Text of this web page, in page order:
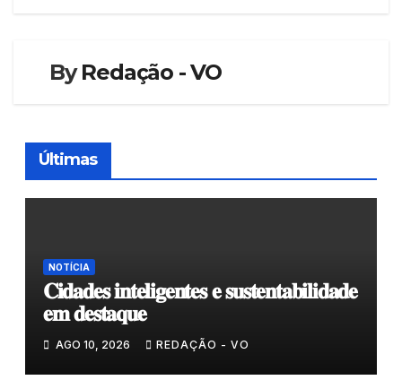
ByRedação - VO
Últimas
NOTÍCIA
𝐂𝐢𝐝𝐚𝐝𝐞𝐬 𝐢𝐧𝐭𝐞𝐥𝐢𝐠𝐞𝐧𝐭𝐞𝐬 𝐞 𝐬𝐮𝐬𝐭𝐞𝐧𝐭𝐚𝐛𝐢𝐥𝐢𝐝𝐚𝐝𝐞
𝐞𝐦 𝐝𝐞𝐬𝐭𝐚𝐪𝐮𝐞
AGO 10, 2026 REDAÇÃO - VO